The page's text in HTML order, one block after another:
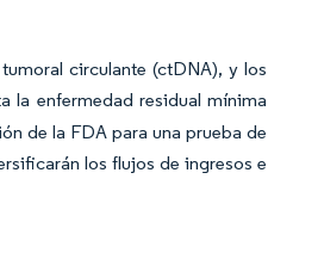
circulante (ctDNA), y los
la enfermedad residual mínima
de la FDA para una prueba de
los flujos de ingresos e